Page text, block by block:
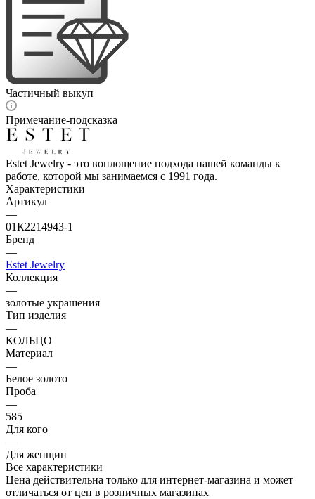
Частичный выкуп
Примечание-подсказка
Estet Jewelry - это воплощение подхода нашей команды к
работе, которой мы занимаемся с 1991 года.
Характеристики
Артикул
—
01К2214943-1
Бренд
—
Estet Jewelry
Коллекция
—
золотые украшения
Тип изделия
—
КОЛЬЦО
Материал
—
Белое золото
Проба
—
585
Для кого
—
Для женщин
Все характеристики
Цена действительна только для интернет-магазина и может
отличаться от цен в розничных магазинах